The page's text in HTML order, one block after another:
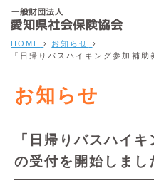
HOME › お知らせ
›
「日帰りバスハイキング参加補
お知らせ
「日帰りバスハイ
の受付を開始しまし